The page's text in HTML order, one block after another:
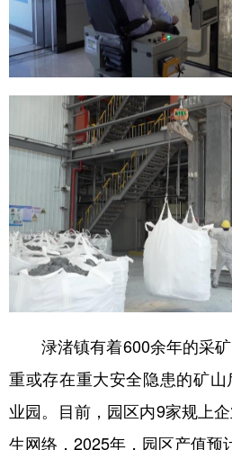
安徽
山东 河南
四川 贵州
陕西 甘肃
内蒙古
多语种频道
Español
Русский язык
Deutsch Português
渌渚镇有着600余年的采矿
重或存在重大安全隐患的矿
业园。目前，园区内9家规上
生网络，2025年，园区产值预